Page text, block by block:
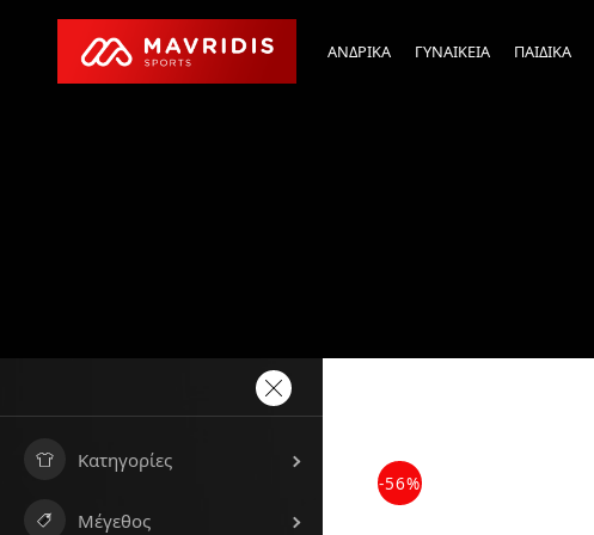
ΑΝΔΡΙΚΑ ΓΥΝΑΙΚΕΙΑ ΠΑΙΔΙΚΑ
Κατηγορίες
Μέγεθος
-56%